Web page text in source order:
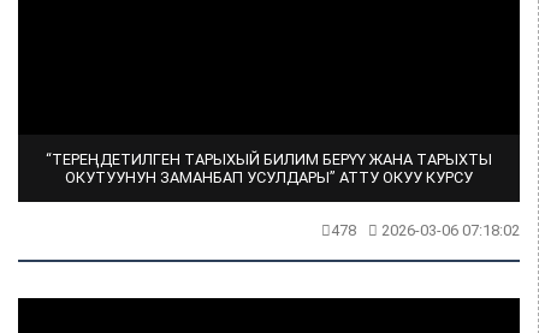
“ТЕРЕҢДЕТИЛГЕН ТАРЫХЫЙ БИЛИМ БЕРҮҮ ЖАНА ТАРЫХТЫ
ОКУТУУНУН ЗАМАНБАП УСУЛДАРЫ” АТТУ ОКУУ КУРСУ
478 2026-03-06 07:18:02